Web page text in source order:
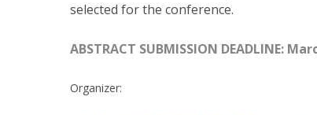
selected for the conference.
ABSTRACT SUBMISSION DEADLINE:
Organizer: